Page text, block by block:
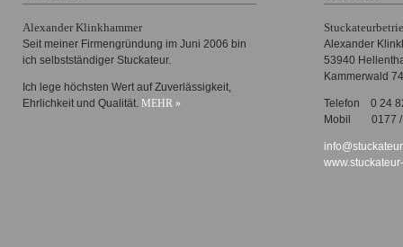
Alexander Klinkhammer
Seit meiner Firmengründung im Juni 2006 bin
ich selbstständiger Stuckateur.
Ich lege höchsten Wert auf Zuverlässigkeit,
Ehrlichkeit und Qualität. MEHR »
Alexander
53940
Kammerwald 74
Telefon
0 24
Mobil
0177